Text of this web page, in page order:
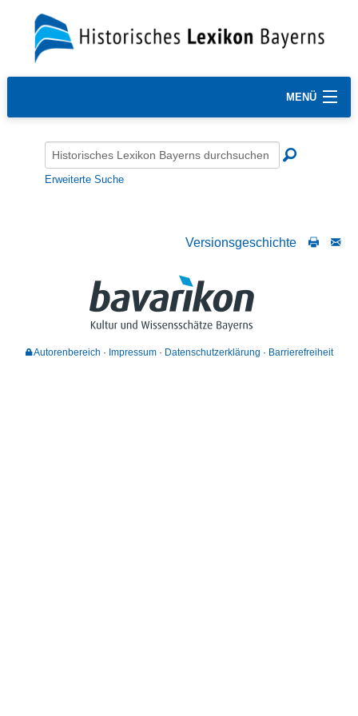
MENÜ
Erweiterte Suche
Versionsgeschichte
Autorenbereich Impressum Datenschutzerklärung Barrierefreiheit